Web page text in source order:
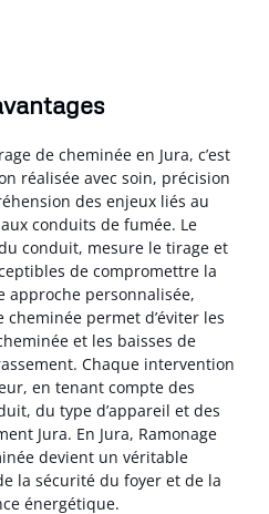
de cheminée en Jura, c’est
réalisée avec soin, précision
des enjeux liés au
conduits de fumée. Le
conduit, mesure le tirage et
de compromettre la
approche personnalisée,
cheminée permet d’éviter les
et les baisses de
Chaque intervention
en tenant compte des
du type d’appareil et des
Jura. En Jura, Ramonage
devient un véritable
la sécurité du foyer et de la
énergétique.